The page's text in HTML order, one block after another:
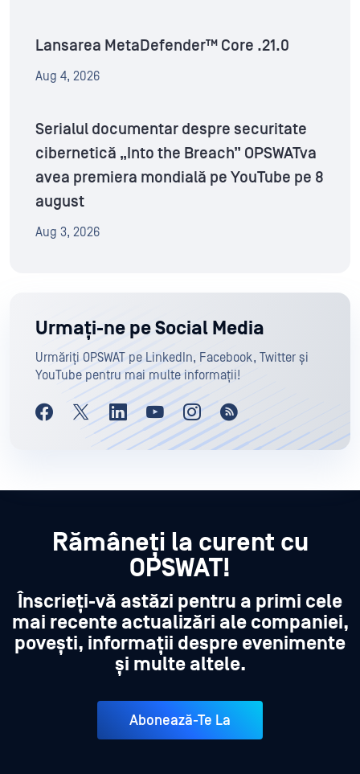
Lansarea MetaDefender™ Core .21.0
Aug 4, 2026
Serialul documentar despre securitate
cibernetică „Into the Breach” OPSWATva
avea premiera mondială pe YouTube pe 8
august
Aug 3, 2026
Urmați-ne pe Social Media
Urmăriți OPSWAT pe LinkedIn, Facebook, Twitter și
YouTube pentru mai multe informații!
Rămâneți la curent cu
OPSWAT!
Înscrieți-vă astăzi pentru a primi cele
mai recente actualizări ale companiei,
povești, informații despre evenimente
și multe altele.
Abonează-Te La